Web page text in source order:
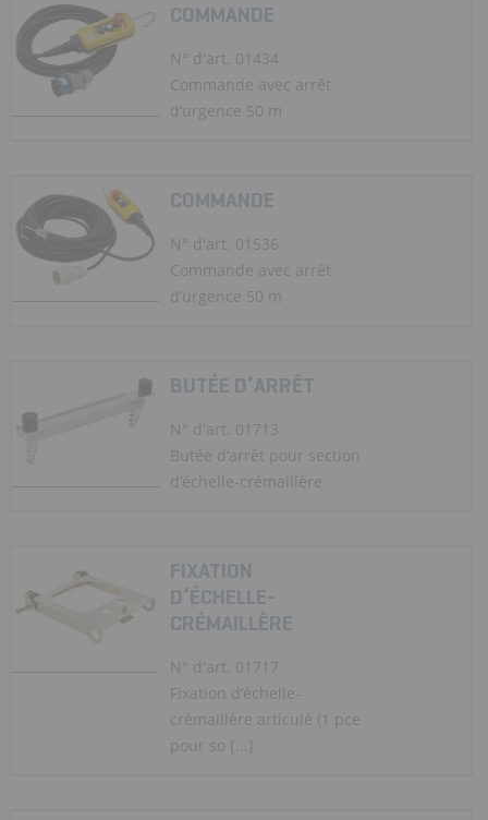
COMMANDE
N° d'art. 01434
Commande avec arrêt
d’urgence 50 m
COMMANDE
N° d'art. 01536
Commande avec arrêt
d’urgence 50 m
BUTÉE D’ARRÊT
N° d'art. 01713
Butée d’arrêt pour section
d’échelle-crémaillère
FIXATION
D’ÉCHELLE-
CRÉMAILLÈRE
N° d'art. 01717
Fixation d’échelle-
crémaillère articulé (1 pce
pour so [...]